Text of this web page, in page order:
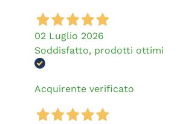
02 Luglio 2026
Soddisfatto, prodotti ottimi
Acquirente verificato